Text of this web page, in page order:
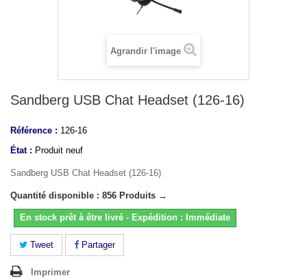
Agrandir l'image
Sandberg USB Chat Headset (126-16)
Référence : 126-16
État : Produit neuf
Sandberg USB Chat Headset (126-16)
Quantité disponible : 856 Produits →
En stock prêt à être livré - Expédition : Immédiate
Tweet Partager
Imprimer